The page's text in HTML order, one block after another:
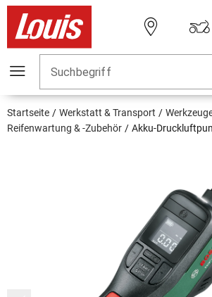
Suchbegriff
Startseite Werkstatt & Transport
Reifenwartung & -Zubehör
Akku-